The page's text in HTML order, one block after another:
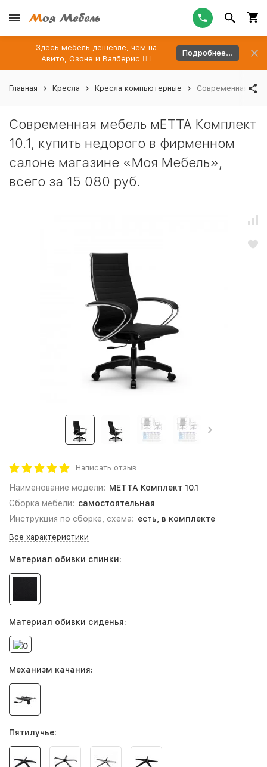
Здесь мебель дешевле, чем на
Авито, Озоне и Валберис 👉🏻
Подробнее...
Главная Кресла Кресла компьютерные Современная
Современная мебель мЕТТА Комплект
10.1, купить недорого в фирменном
салоне магазине «Моя Мебель»,
всего за 15 080 руб.
Написать отзыв
Наименование модели: МЕТТА Комплект 10.1
Сборка мебели: самостоятельная
Инструкция по сборке, схема: есть, в комплекте
Все характеристики
Материал обивки спинки:
Материал обивки сиденья:
Механизм качания:
Пятилучье: